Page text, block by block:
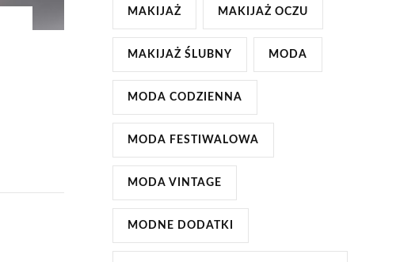
MAKIJAŻ MAKIJAŻ OCZU
MAKIJAŻ ŚLUBNY MODA
MODA CODZIENNA
MODA FESTIWALOWA
MODA VINTAGE
MODNE DODATKI